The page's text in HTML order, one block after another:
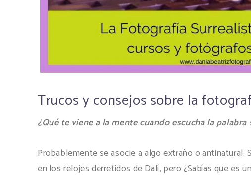
Trucos y consejos sobre la
¿Qué te viene a la mente cuando escucha la palabra
Probablemente se asocie a algo extraño o antinatural.
en los relojes derretidos de Dalí, pero ¿Sabías que es